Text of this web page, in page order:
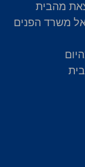
מהבית
משרד הפנים